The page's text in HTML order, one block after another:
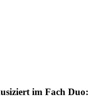
im Fach Duo: